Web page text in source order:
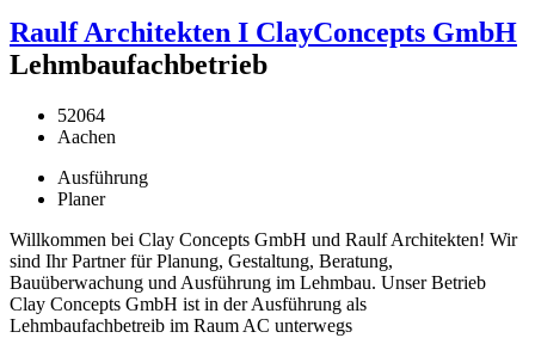
Raulf Architekten I ClayConcepts GmbH
Lehmbaufachbetrieb
52064
Aachen
Ausführung
Planer
Willkommen bei Clay Concepts GmbH und Raulf Architekten! Wir
sind Ihr Partner für Planung, Gestaltung, Beratung,
Bauüberwachung und Ausführung im Lehmbau. Unser Betrieb
Clay Concepts GmbH ist in der Ausführung als
Lehmbaufachbetreib im Raum AC unterwegs